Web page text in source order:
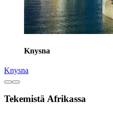
Knysna
Knysna
Tekemistä Afrikassa